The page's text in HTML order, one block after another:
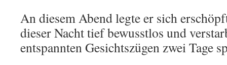
An diesem Abend legte er sich
dieser Nacht tief bewusstlos und
entspannten Gesichtszügen zwei Tage